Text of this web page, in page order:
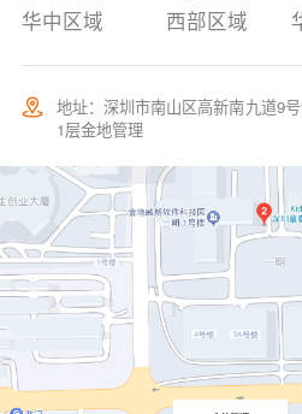
华中区域
西部区域
地址：深圳市南山区高新南九道9
1层金地管理